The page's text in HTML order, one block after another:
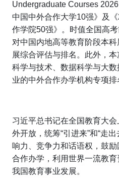
Undergraduate Courses 2026
中国中外合作大学10强》及
作学院50强》。时值全国高
对中国内地高等教育阶段本
展综合评估与排名。此外，
科学与技术、数据科学与大
业的中外合作办学机构专项排
习近平总书记在全国教育大
外开放，统筹“引进来”和“走
响力、竞争力和话语权，鼓
合作办学，利用世界一流教
我国教育事业发展。